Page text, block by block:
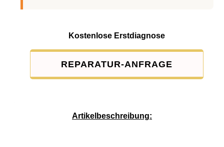
Kostenlose Erstdiagnose
REPARATUR-ANFRAGE
Artikelbeschreibung: